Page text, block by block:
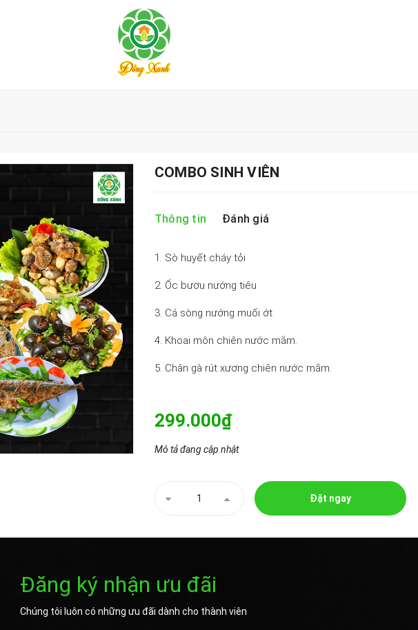
COMBO SINH VIÊN
Thông tin Đánh giá
1. Sò huyết cháy tỏi
2. Ốc bươu nướng tiêu
3. Cá sòng nướng muối ớt
4. Khoai môn chiên nước mắm.
5. Chân gà rút xương chiên nước mắm.
299.000₫
Mô tả đang cập nhật
Đặt ngay
Đăng ký nhận ưu đãi
Chúng tôi luôn có những ưu đãi dành cho thành viên